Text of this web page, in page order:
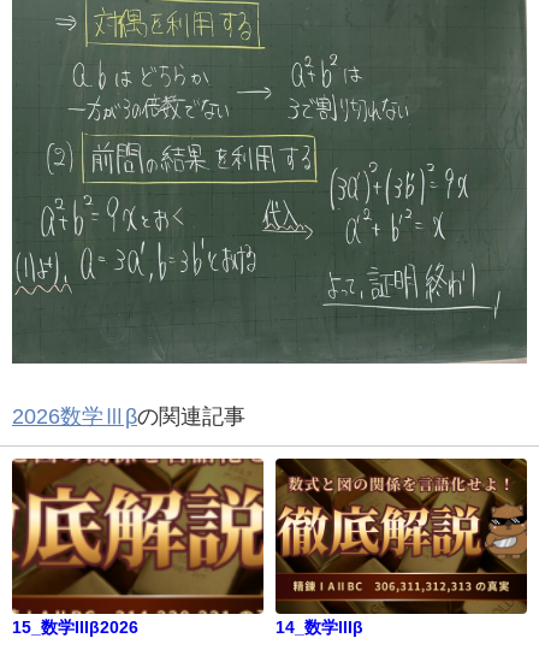
2026数学Ⅲβの関連記事
15_数学IIIβ2026 14_数学IIIβ